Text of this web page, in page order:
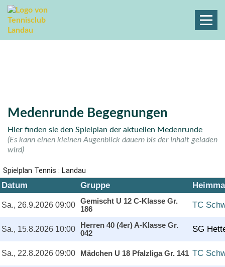
Medenrunde Begegnungen
Hier finden sie den Spielplan der aktuellen Medenrunde
(Es kann einen kleinen Augenblick dauern bis der Inhalt geladen
wird)